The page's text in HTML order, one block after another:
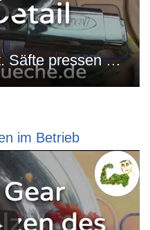
Angel Juicer im Test. Säfte pressen und Reinigung.
im Betrieb